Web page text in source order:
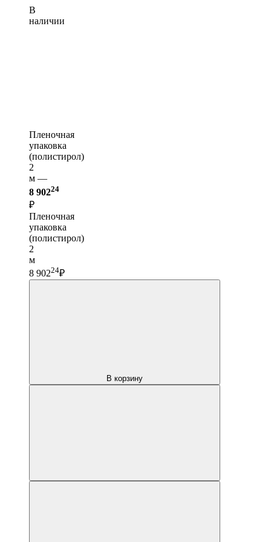
В
наличии
Пленочная
упаковка
(полистирол)
2
м —
8 90224
₽
Пленочная
упаковка
(полистирол)
2
м
8 90224₽
В корзину